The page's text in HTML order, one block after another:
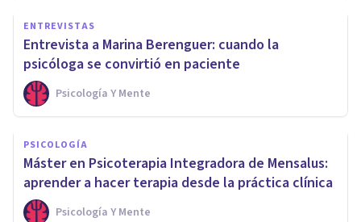
ENTREVISTAS
Entrevista a Marina Berenguer: cuando la
psicóloga se convirtió en paciente
Psicología Y Mente
PSICOLOGÍA
Máster en Psicoterapia Integradora de Mensalus:
aprender a hacer terapia desde la práctica clínica
Psicología Y Mente